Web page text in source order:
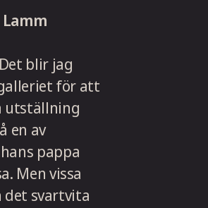
blir jag
för att
utställning
en av
pappa
Men vissa
det svartvita